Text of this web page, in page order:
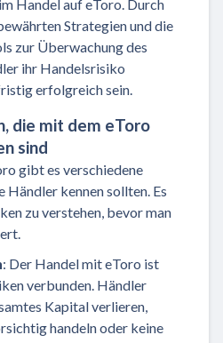
Handel auf eToro. Durch
Strategien und die
zur Überwachung des
ihr Handelsrisiko
erfolgreich sein.
die mit dem eToro
sind
gibt es verschiedene
Händler kennen sollten. Es
zu verstehen, bevor man
: Der Handel mit eToro ist
verbunden. Händler
Kapital verlieren,
handeln oder keine